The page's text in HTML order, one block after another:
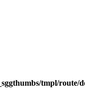
tmpl/route/